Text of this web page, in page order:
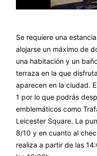
Se requiere una
alojarse un máximo de
una habitación y un
terraza en la que
aparecen en la ciudad.
1 por lo que podrás
emblemáticos como
Leicester Square. La
8/10 y en cuanto al
realiza a partir de las